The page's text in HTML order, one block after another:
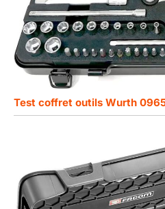
Test coffret outils Wurth